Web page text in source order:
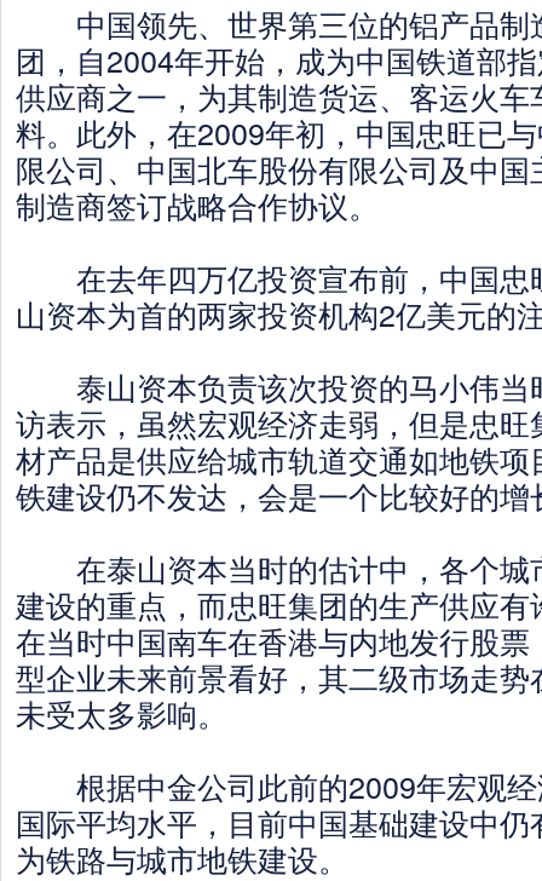
中国领先、世界第三位的铝产品制
团，自2004年开始，成为中国铁道部
供应商之一，为其制造货运、客运火
料。此外，在2009年初，中国忠旺已
限公司、中国北车股份有限公司及中
制造商签订战略合作协议。
在去年四万亿投资宣布前，中国忠
山资本为首的两家投资机构2亿美元的
泰山资本负责该次投资的马小伟当
访表示，虽然宏观经济走弱，但是忠
材产品是供应给城市轨道交通如地铁
铁建设仍不发达，会是一个比较好的增
在泰山资本当时的估计中，各个城
建设的重点，而忠旺集团的生产供应
在当时中国南车在香港与内地发行股
型企业未来前景看好，其二级市场走
未受太多影响。
根据中金公司此前的2009年宏观经
国际平均水平，目前中国基础建设中
为铁路与城市地铁建设。